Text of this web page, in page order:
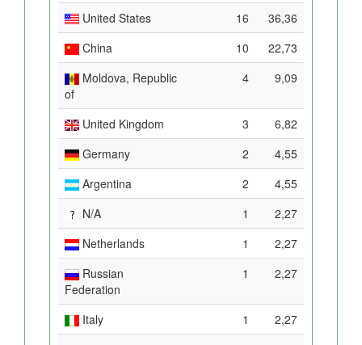
United States
16
36,36
China
10
22,73
Moldova, Republic
of
4 9,09
United Kingdom 3
6,82
Germany
2
4,55
Argentina
2
4,55
N/A
1
2,27
Netherlands
1
2,27
Russian
Federation
1 2,27
Italy 1
2,27